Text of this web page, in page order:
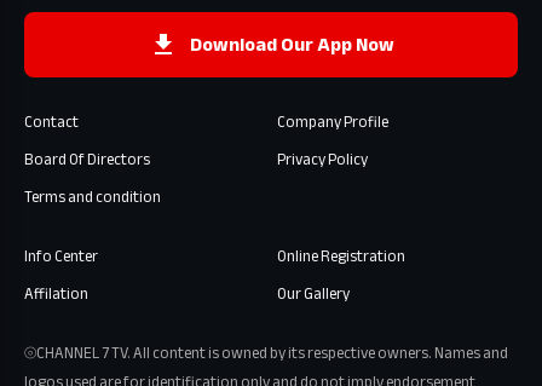
Download Our App Now
Contact
Company Profile
Board Of Directors
Privacy Policy
Terms and condition
Info Center
Online Registration
Affilation
Our Gallery
⦾CHANNEL 7 TV. All content is owned by its respective owners. Names and